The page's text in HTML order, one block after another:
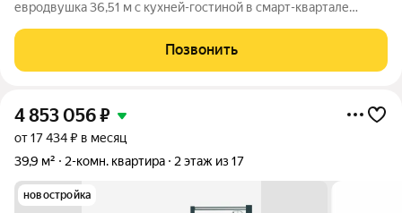
евродвушка 36,51 м с кухней-гостиной в смарт-квартале
семьи: удобная планировка, современный дом и развитая
инфраструктура рядом. О
Позвонить
4 853 056₽
от 17 434 ₽ в месяц
39,9 м²
2-комн. квартира 2 этаж из 17
новостройка